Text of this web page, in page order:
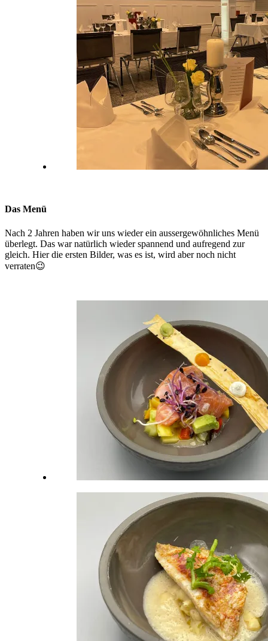
Das Menü
Nach 2 Jahren haben wir uns wieder ein aussergewöhnliches Menü
überlegt. Das war natürlich wieder spannend und aufregend zur
gleich. Hier die ersten Bilder, was es ist, wird aber noch nicht
verraten😉